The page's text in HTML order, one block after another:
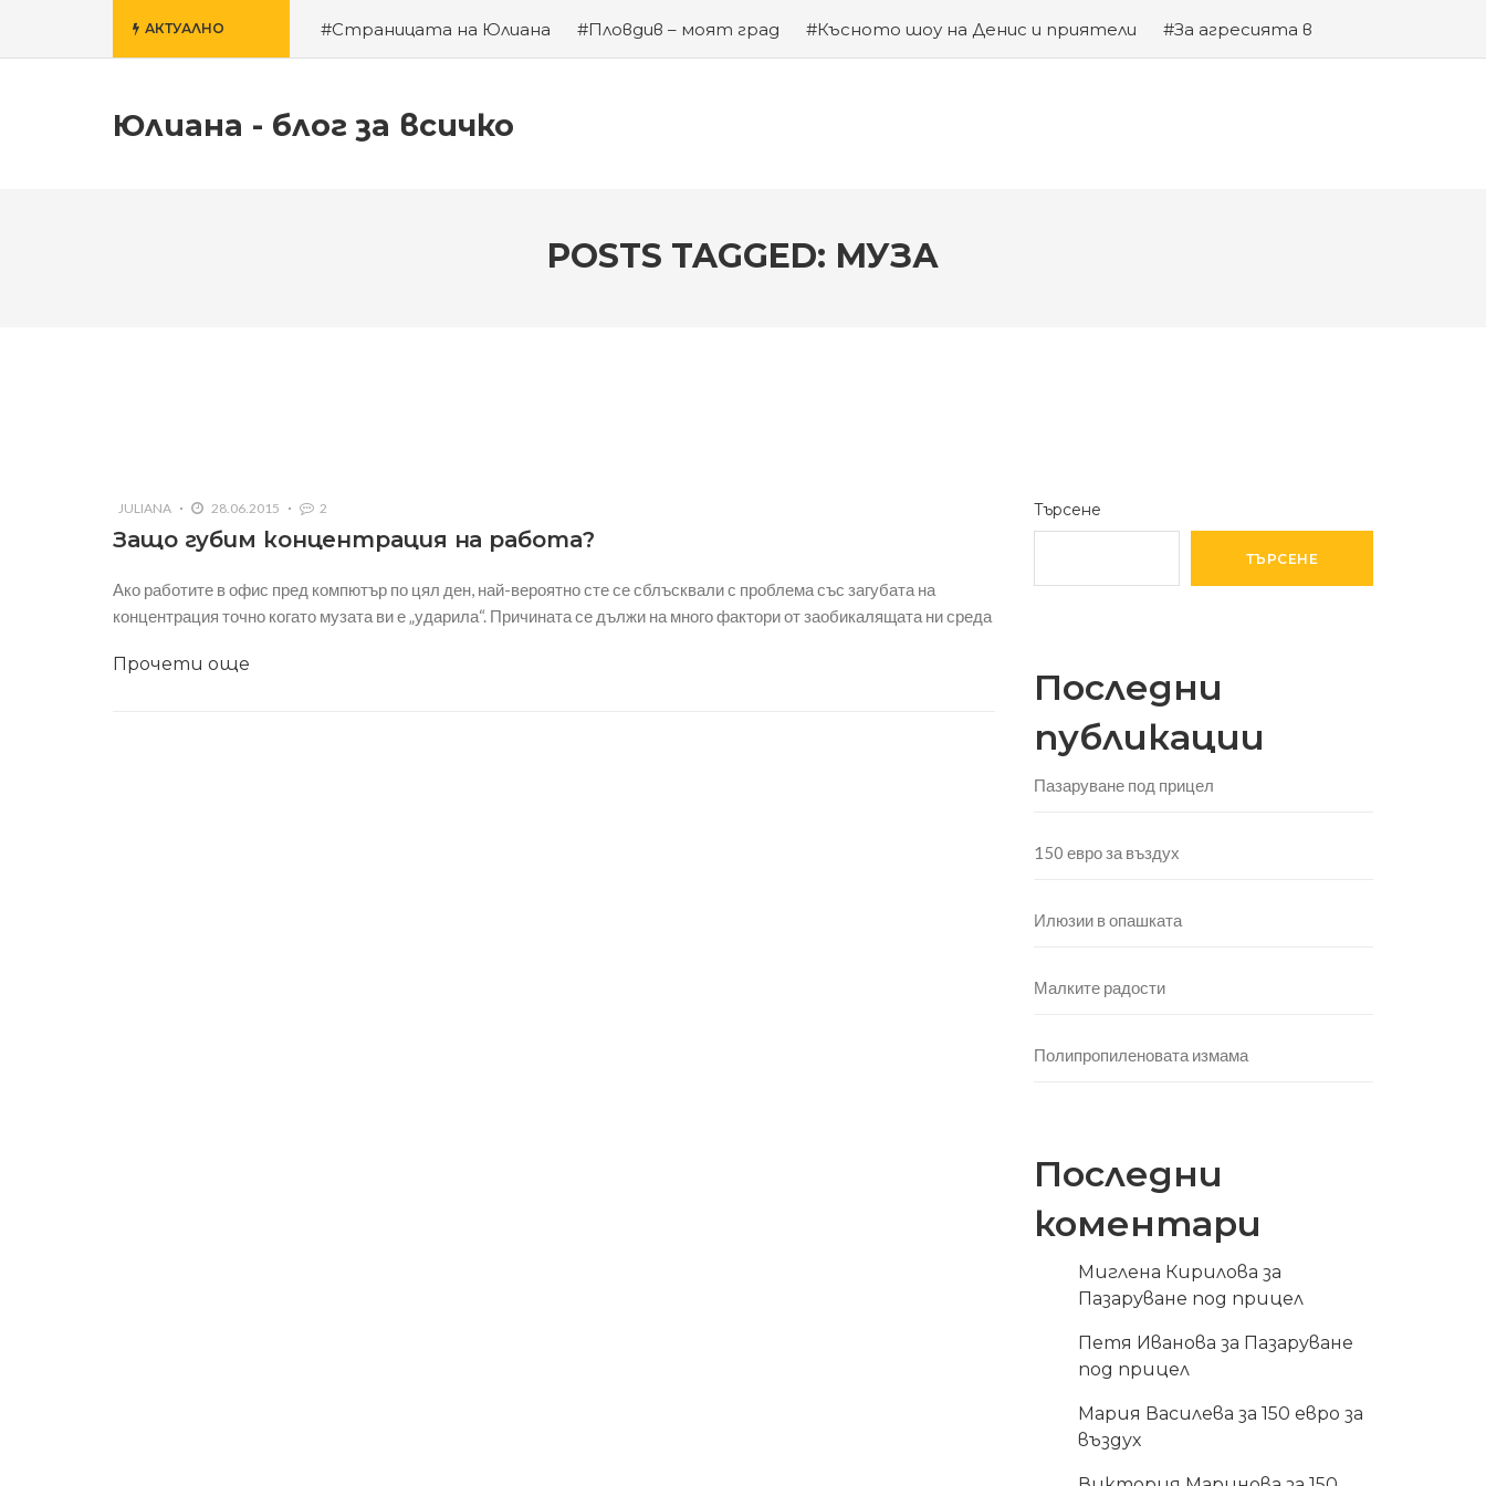
АКТУАЛНО #Страницата на Юлиана #Пловдив – моят град #Късното шоу на Денис и приятели
#За агресията в
училище
#За гроба на Левски #Хубаво местенце в Пловдив #Годината на Змията
Юлиана - блог за всичко
POSTS TAGGED: МУЗА
JULIANA 28.06.2015 2
Защо губим концентрация на работа?
Ако работите в офис пред компютър по цял ден, най-вероятно сте се сблъсквали с проблема със загубата на
концентрация точно когато музата ви е „ударила“. Причината се дължи на много фактори от заобикалящата ни среда
Прочети още
Търсене
ТЪРСЕНЕ
Последни
публикации
Пазаруване под прицел
150 евро за въздух
Илюзии в опашката
Малките радости
Полипропиленовата измама
Последни
коментари
Миглена Кирилова за
Пазаруване под прицел
Петя Иванова за Пазаруване
под прицел
Мария Василева за150 евро за
въздух